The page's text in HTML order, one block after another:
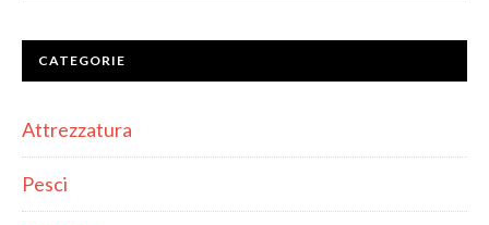
CATEGORIE
Attrezzatura
Pesci